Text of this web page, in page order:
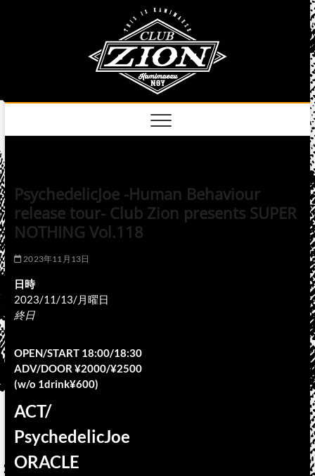
PsychedelicJoe -Human Behaviour
release tour- Club Zion presents SUPER
NOTHING Vol.118
2023年11月13日
日時
2023/11/13/月曜日
終日
OPEN/START 18:00/18:30
ADV/DOOR ¥2000/¥2500
(w/o 1drink¥600)
ACT/
PsychedelicJoe
ORACLE